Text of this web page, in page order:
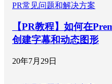
PR常见问题和解决方案
【PR教程】如何在
创建字幕和动态图形
20年7月29日